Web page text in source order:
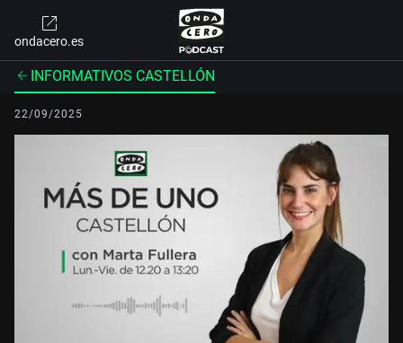
ondacero.es
INFORMATIVOS CASTELLÓN
22/09/2025